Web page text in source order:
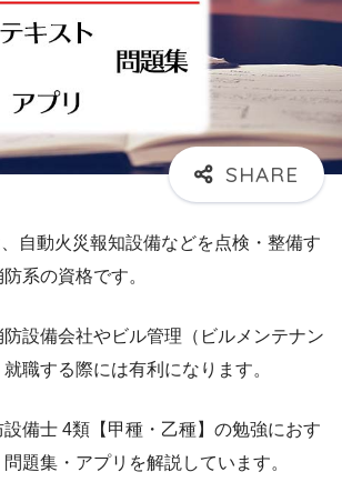
自動火災報知設備などを点検・整備す
系の資格です。
設備会社やビル管理（ビルメンテナン
職する際には有利になります。
備士 4類【甲種・乙種】の勉強におす
題集・アプリを解説しています。